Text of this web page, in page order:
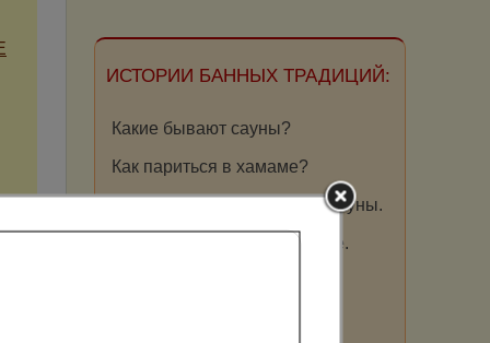
ИСТОРИИ БАННЫХ ТРАДИЦИЙ:
Какие бывают сауны?
Как париться в хамаме?
Эффект от инфракрасной сауны.
Отдых в общественной бане.